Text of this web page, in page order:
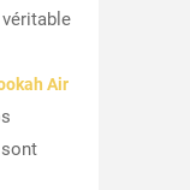
Air